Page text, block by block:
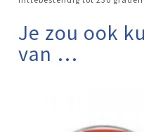
Je zou ook
van …